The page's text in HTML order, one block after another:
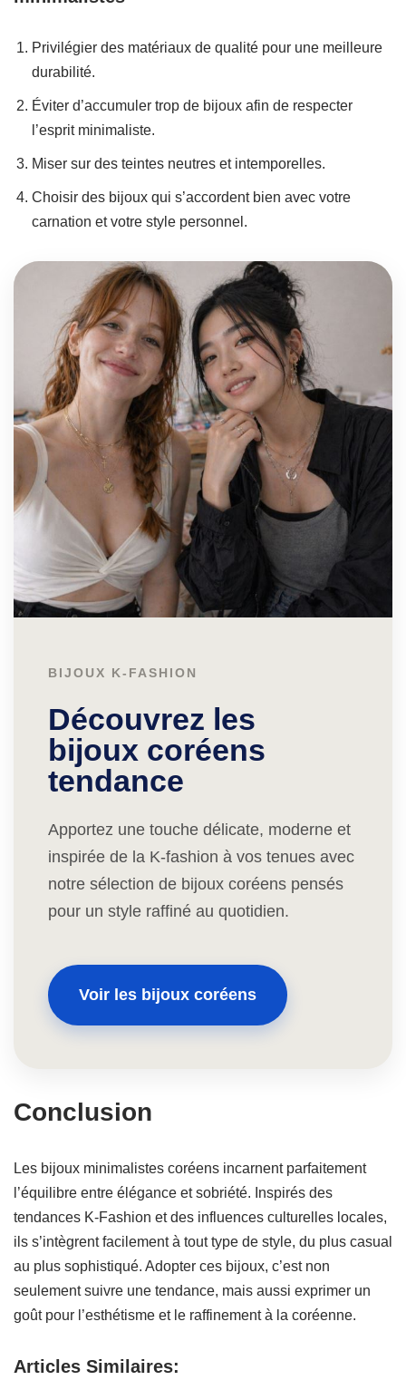
Privilégier des matériaux de qualité pour une meilleure
durabilité.
Éviter d’accumuler trop de bijoux afin de respecter
l’esprit minimaliste.
Miser sur des teintes neutres et intemporelles.
Choisir des bijoux qui s’accordent bien avec votre
carnation et votre style personnel.
BIJOUX K-FASHION
Découvrez les
bijoux coréens
tendance
Apportez une touche délicate, moderne et
inspirée de la K-fashion à vos tenues avec
notre sélection de bijoux coréens pensés
pour un style raffiné au quotidien.
Voir les bijoux coréens
Conclusion
Les bijoux minimalistes coréens incarnent parfaitement
l’équilibre entre élégance et sobriété. Inspirés des
tendances K-Fashion et des influences culturelles locales,
ils s’intègrent facilement à tout type de style, du plus casual
au plus sophistiqué. Adopter ces bijoux, c’est non
seulement suivre une tendance, mais aussi exprimer un
goût pour l’esthétisme et le raffinement à la coréenne.
Articles Similaires: